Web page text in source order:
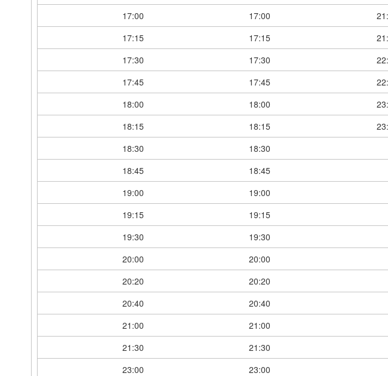
17:00
17:00
17:15
17:15
17:30
17:30
17:45
17:45
18:00
18:00
18:15
18:15
18:30
18:30
18:45
18:45
19:00
19:00
19:15
19:15
19:30
19:30
20:00
20:00
20:20
20:20
20:40
20:40
21:00
21:00
21:30
21:30
23:00
23:00